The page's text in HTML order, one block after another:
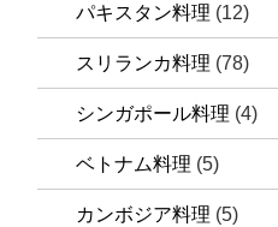
パキスタン料理 (12)
スリランカ料理 (78)
シンガポール料理 (4)
ベトナム料理 (5)
カンボジア料理 (5)